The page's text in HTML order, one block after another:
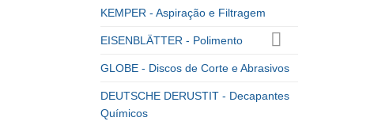
KEMPER - Aspiração e Filtragem
EISENBLÄTTER - Polimento
GLOBE - Discos de Corte e Abrasivos
DEUTSCHE DERUSTIT - Decapantes
Químicos